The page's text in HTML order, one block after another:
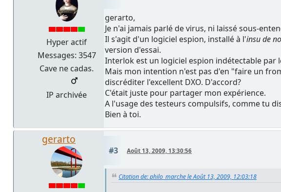
Hyper actif
Messages: 3547
Cave ne cadas.
IP archivée
gerarto,
Je n'ai jamais parlé de virus, ni laissé sous-
Il s'agit d'un logiciel espion, installé à l'insu de
version d'essai.
Interlok est un logiciel espion indétectable par
Mais mon intention n'est pas d'en "faire un
discréditer l'excellent DXO. D'accord?
C'était juste pour partager mon expérience.
A l'usage des testeurs compulsifs, comme tu
Bien à toi.
gerarto
#3 Août 13, 2009, 13:30:56
Citation de: philo_marche le Août 13, 2009, 12:03:18